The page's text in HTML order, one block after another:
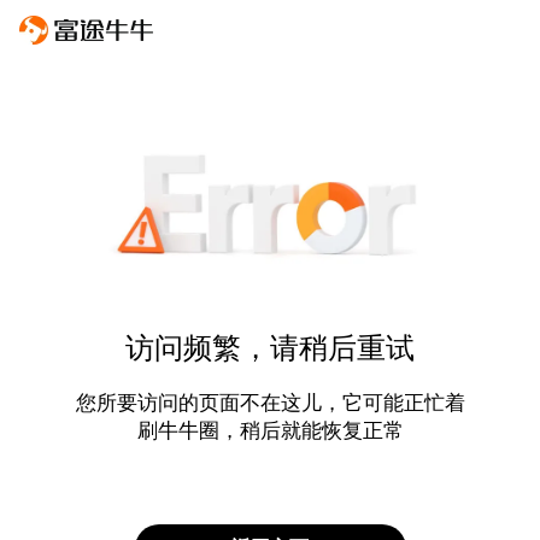
访问频繁，请稍后重试
您所要访问的页面不在这儿，它可能正忙着
刷牛牛圈，稍后就能恢复正常